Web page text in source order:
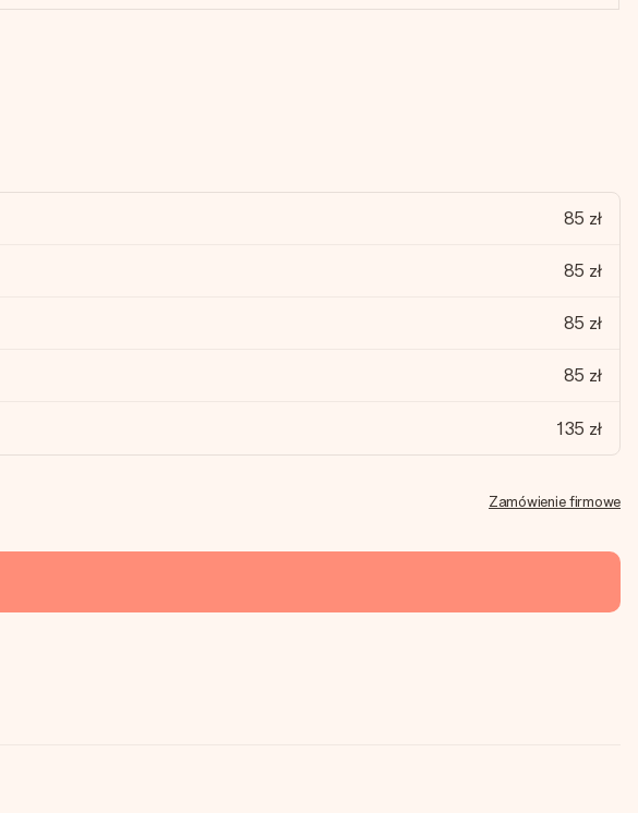
85 zł
85 zł
85 zł
85 zł
135 zł
Zamówienie firmowe